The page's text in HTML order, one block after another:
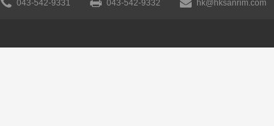
043-542-9331
043-542-9332 hk@hksanrim.com